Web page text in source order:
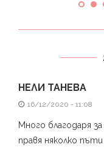
НЕЛИ ТАНЕВА
16/12/2020 - 11:08
Много благодаря
правя няколко